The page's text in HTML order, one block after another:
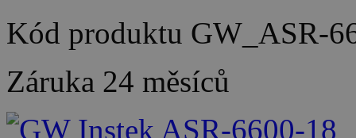
Kód produktu GW_ASR-
Záruka 24 měsíců